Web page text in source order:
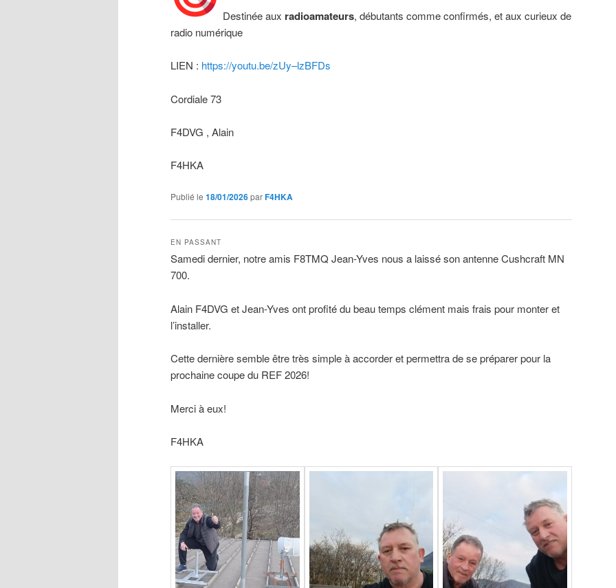
Destinée aux radioamateurs, débutants comme confirmés, et aux curieux de
radio numérique
LIEN : https://youtu.be/zUy–lzBFDs
Cordiale 73
F4DVG , Alain
F4HKA
Publié le 18/01/2026parF4HKA
EN PASSANT
Samedi dernier, notre amis F8TMQ Jean-Yves nous a laissé son antenne Cushcraft MN
700.
Alain F4DVG et Jean-Yves ont profité du beau temps clément mais frais pour monter et
l’installer.
Cette dernière semble être très simple à accorder et permettra de se préparer pour la
prochaine coupe du REF 2026!
Merci à eux!
F4HKA